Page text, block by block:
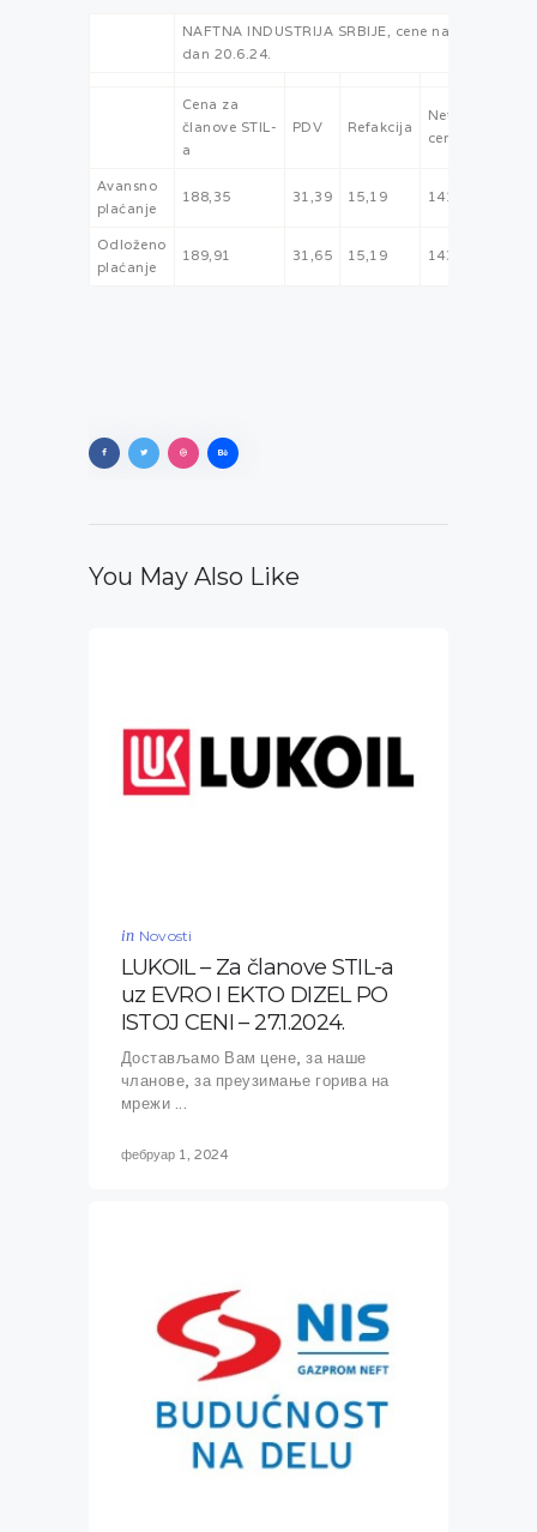
NAFTNA INDUSTRIJA SRBIJE, cene na
dan 20.6.24.
Cena za
članove STIL-
a
PDV Refakcija
Netto
cena
Avansno
plaćanje
188,35 31,39 15,19 141,77
Odloženo
plaćanje
189,91 31,65 15,19 143,07
You May Also Like
in Novosti
LUKOIL – Za članove STIL-a
uz EVRO I EKTO DIZEL PO
ISTOJ CENI – 27.1.2024.
Достављамо Вам цене, за наше
чланове, за преузимање горива на
мрежи ...
фебруар 1, 2024